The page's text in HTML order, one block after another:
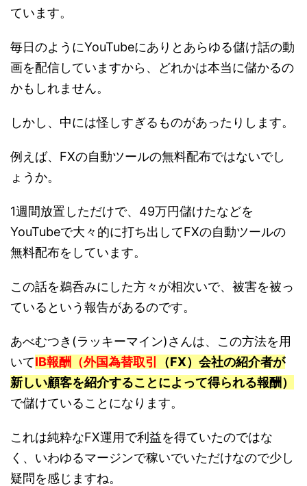
ています。
毎日のようにYouTubeにありとあらゆる儲け話の動
画を配信していますから、どれかは本当に儲かるの
かもしれません。
しかし、中には怪しすぎるものがあったりします。
例えば、FXの自動ツールの無料配布ではないでし
ょうか。
1週間放置しただけで、49万円儲けたなどを
YouTubeで大々的に打ち出してFXの自動ツールの
無料配布をしています。
この話を鵜呑みにした方々が相次いで、被害を被っ
ているという報告があるのです。
あべむつき(ラッキーマイン)さんは、この方法を用
いてIB報酬（外国為替取引
（FX）会社の紹介者が
新しい顧客を紹介することによって得られる報酬）
で儲けていることになります。
これは純粋なFX運用で利益を得ていたのではな
く、いわゆるマージンで稼いでいただけなので少し
疑問を感じますね。